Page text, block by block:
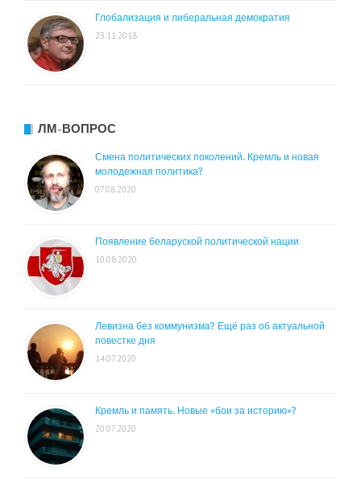
Глобализация и либеральная демократия
23.11.2018
ЛМ-ВОПРОС
Смена политических поколений. Кремль и новая
молодежная политика?
07.08.2020
Появление беларуской политической нации
10.08.2020
Левизна без коммунизма? Ещё раз об актуальной
повестке дня
14.07.2020
Кремль и память. Новые «бои за историю»?
20.07.2020